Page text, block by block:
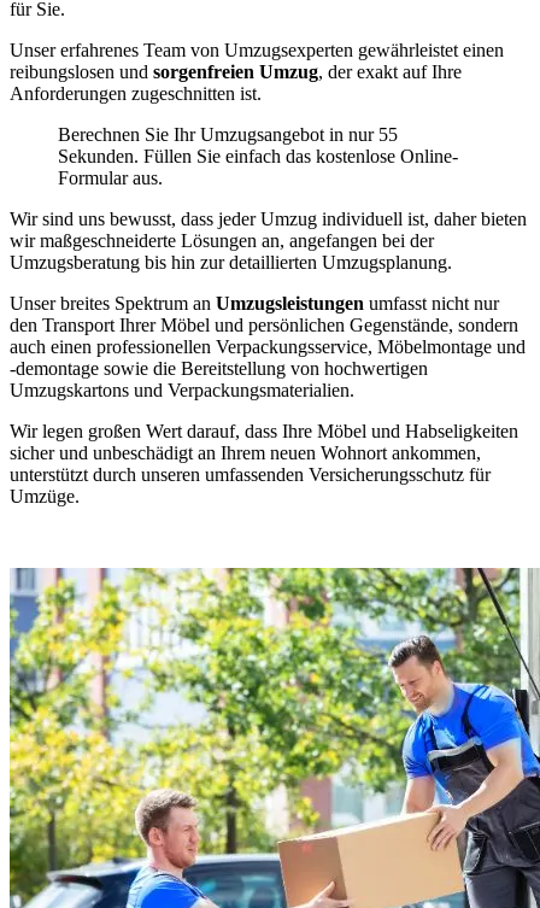
für Sie.
Unser erfahrenes Team von Umzugsexperten gewährleistet einen
reibungslosen und sorgenfreien Umzug, der exakt auf Ihre
Anforderungen zugeschnitten ist.
Berechnen Sie Ihr Umzugsangebot in nur 55
Sekunden. Füllen Sie einfach das kostenlose Online-
Formular aus.
Wir sind uns bewusst, dass jeder Umzug individuell ist, daher bieten
wir maßgeschneiderte Lösungen an, angefangen bei der
Umzugsberatung bis hin zur detaillierten Umzugsplanung.
Unser breites Spektrum an Umzugsleistungen umfasst nicht nur
den Transport Ihrer Möbel und persönlichen Gegenstände, sondern
auch einen professionellen Verpackungsservice, Möbelmontage und
-demontage sowie die Bereitstellung von hochwertigen
Umzugskartons und Verpackungsmaterialien.
Wir legen großen Wert darauf, dass Ihre Möbel und Habseligkeiten
sicher und unbeschädigt an Ihrem neuen Wohnort ankommen,
unterstützt durch unseren umfassenden Versicherungsschutz für
Umzüge.